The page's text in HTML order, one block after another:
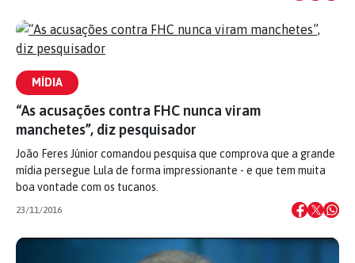
MÍDIA
“As acusações contra FHC nunca viram
manchetes”, diz pesquisador
João Feres Júnior comandou pesquisa que comprova que a grande
mídia persegue Lula de forma impressionante - e que tem muita
boa vontade com os tucanos.
23/11/2016